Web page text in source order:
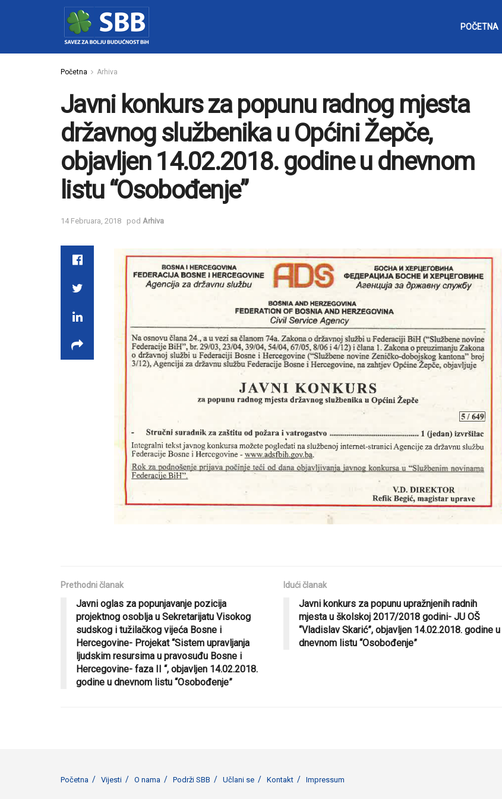
POČETNA
Početna Arhiva
Javni konkurs za popunu radnog mjesta
državnog službenika u Općini Žepče,
objavljen 14.02.2018. godine u dnevnom
listu “Osobođenje”
14 Februara, 2018 pod Arhiva
Prethodni članak
Javni oglas za popunjavanje pozicija
projektnog osoblja u Sekretarijatu Visokog
sudskog i tužilačkog vijeća Bosne i
Hercegovine- Projekat “Sistem upravljanja
ljudskim resursima u pravosuđu Bosne i
Hercegovine- faza II “, objavljen 14.02.2018.
godine u dnevnom listu “Osobođenje”
Idući članak
Javni konkurs za popunu upražnjenih radnih
mjesta u školskoj 2017/2018 godini- JU OŠ
“Vladislav Skarić”, objavljen 14.02.2018. godine u
dnevnom listu “Osobođenje”
Početna Vijesti O nama Podrži SBB Učlani se Kontakt Impressum